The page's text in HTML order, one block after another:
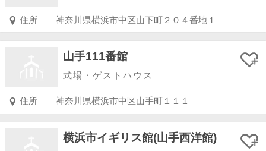
住所 神奈川県横浜市中区山下町２０４番地１
山手111番館
式場・ゲストハウス
住所 神奈川県横浜市中区山手町１１１
横浜市イギリス館(山手西洋館)